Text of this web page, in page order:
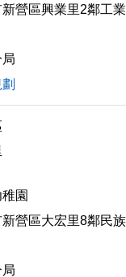
營區興業里2鄰工
園
營區大宏里8鄰民